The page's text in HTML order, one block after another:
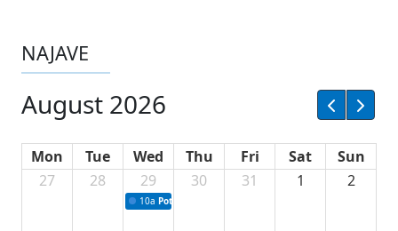
NAJAVE
August 2026
Mon Tue Wed Thu Fri Sat
Sun
27
28 29
10a Potpisivanje ugovora sa neprofitnim
30 31 1 2